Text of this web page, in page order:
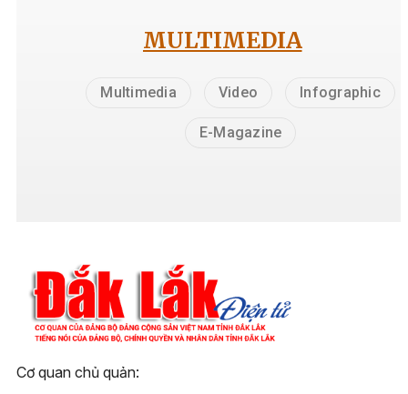
MULTIMEDIA
Multimedia Video Infographic
E-Magazine
Cơ quan chủ quản: